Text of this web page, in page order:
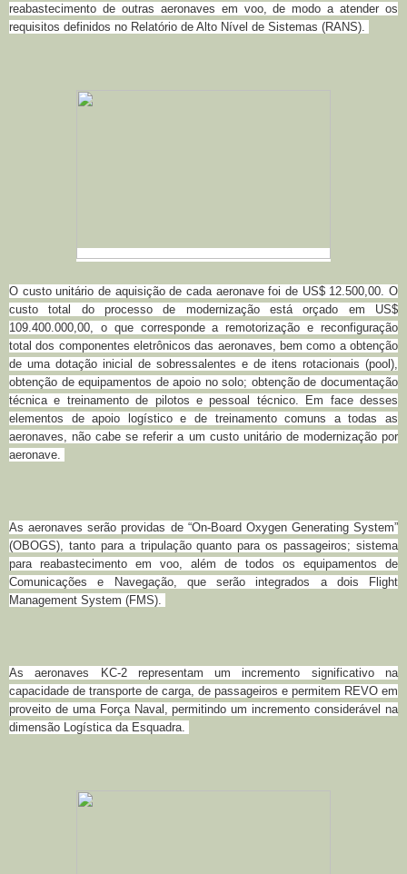
reabastecimento de outras aeronaves em voo, de modo a atender os
requisitos definidos no Relatório de Alto Nível de Sistemas (RANS).
O custo unitário de aquisição de cada aeronave foi de US$ 12.500,00. O
custo total do processo de modernização está orçado em US$
109.400.000,00, o que corresponde a remotorização e reconfiguração
total dos componentes eletrônicos das aeronaves, bem como a obtenção
de uma dotação inicial de sobressalentes e de itens rotacionais (pool),
obtenção de equipamentos de apoio no solo; obtenção de documentação
técnica e treinamento de pilotos e pessoal técnico. Em face desses
elementos de apoio logístico e de treinamento comuns a todas as
aeronaves, não cabe se referir a um custo unitário de modernização por
aeronave.
As aeronaves serão providas de “On-Board Oxygen Generating System”
(OBOGS), tanto para a tripulação quanto para os passageiros; sistema
para reabastecimento em voo, além de todos os equipamentos de
Comunicações e Navegação, que serão integrados a dois Flight
Management System (FMS).
As aeronaves KC-2 representam um incremento significativo na
capacidade de transporte de carga, de passageiros e permitem REVO em
proveito de uma Força Naval, permitindo um incremento considerável na
dimensão Logística da Esquadra.